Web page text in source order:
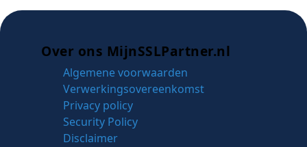
Over ons MijnSSLPartner.nl
Algemene voorwaarden
Verwerkingsovereenkomst
Privacy policy
Security Policy
Disclaimer